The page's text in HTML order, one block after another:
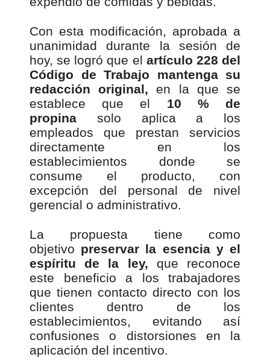
Con esta modificación, aprobada a
unanimidad durante la sesión de
hoy, se logró que el artículo 228 del
Código de Trabajo mantenga su
redacción original, en la que se
establece que el 10 % de
propina solo aplica a los
empleados que prestan servicios
directamente en los
establecimientos donde se
consume el producto, con
excepción del personal de nivel
gerencial o administrativo.
La propuesta tiene como
objetivo preservar la esencia y el
espíritu de la ley, que reconoce
este beneficio a los trabajadores
que tienen contacto directo con los
clientes dentro de los
establecimientos, evitando así
confusiones o distorsiones en la
aplicación del incentivo.